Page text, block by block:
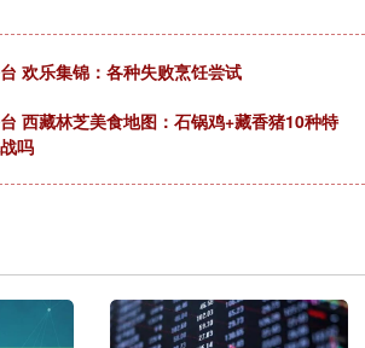
欢乐集锦：各种失败烹饪尝试
西藏林芝美食地图：石锅鸡+藏香猪10种特
吗